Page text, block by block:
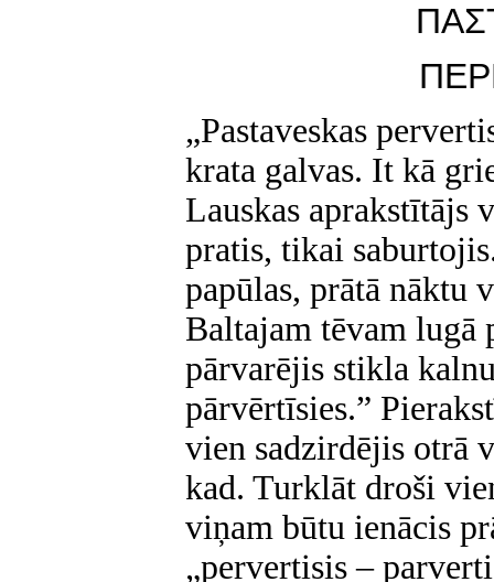
„Pastaveskas
krata galvas. It kā
Lauskas aprakstītājs
pratis, tikai
papūlas, prātā nāktu
Baltajam tēvam lugā
pārvarējis stikla
pārvērtīsies.”
vien sadzirdējis otrā
kad. Turklāt droši
viņam būtu ienācis
„pervertisis –